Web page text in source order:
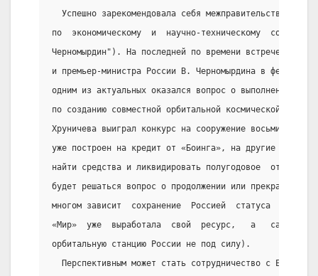
Успешно зарекомендовала себя межправительственная
по  экономическому  и  научно-техническому
Черномырдин"). На последней по времени встрече вице-
и премьер-министра России В. Черномырдина в
одним из актуальных оказался вопрос о выполнении
по созданию совместной орбитальной космической
Хруничева выиграл конкурс на сооружение восьми
уже построен на кредит от «Боинга», на другие
найти средства и ликвидировать полугодовое
будет решаться вопрос о продолжении или прекращения
многом зависит  сохранение  Россией  статуса
«Мир»  уже  выработала  свой  ресурс,   а
орбитальную станцию России не под силу).
Перспективным может стать сотрудничество с